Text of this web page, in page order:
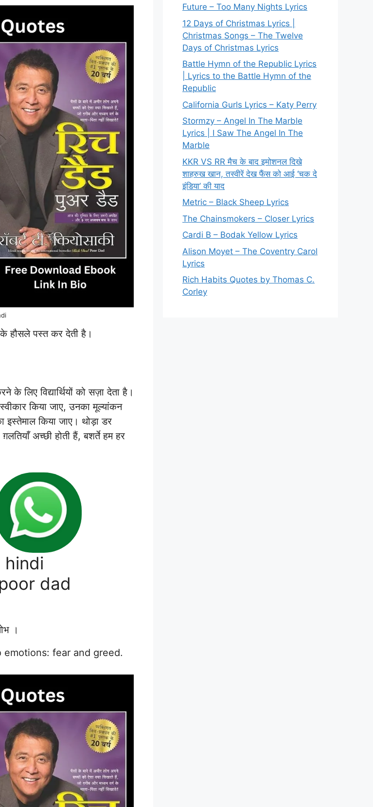
हौसले पस्त कर देती है।
लिए विद्यार्थियों को सज़ा देता है।
किया जाए, उनका मूल्यांकन
किया जाए। थोड़ा डर
अच्छी होती हैं, बशर्ते हम हर
hindi
dad
।
emotions: fear and greed.
Future – Too Many Nights Lyrics
12 Days of Christmas Lyrics |
Christmas Songs – The Twelve
Days of Christmas Lyrics
Battle Hymn of the Republic Lyrics
| Lyrics to the Battle Hymn of the
Republic
California Gurls Lyrics – Katy Perry
Stormzy – Angel In The Marble
Lyrics | I Saw The Angel In The
Marble
KKR VS RR मैच के बाद इमोशनल दिखे
शाहरुख खान, तस्वीरें देख फैंस को आई ‘चक दे
इंडिया’ की याद
Metric – Black Sheep Lyrics
The Chainsmokers – Closer Lyrics
Cardi B – Bodak Yellow Lyrics
Alison Moyet – The Coventry Carol
Lyrics
Rich Habits Quotes by Thomas C.
Corley